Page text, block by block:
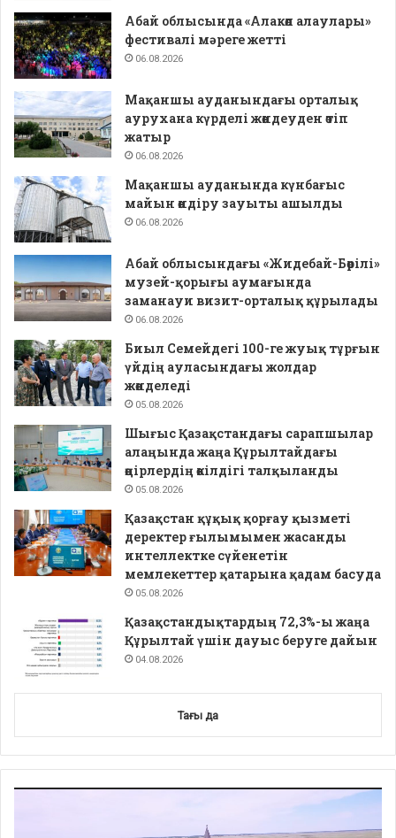
Абай облысында «Алакөл алаулары»
фестивалі мәреге жетті
06.08.2026
Мақаншы ауданындағы орталық
аурухана күрделі жөндеуден өтіп
жатыр
06.08.2026
Мақаншы ауданында күнбағыс
майын өндіру зауыты ашылды
06.08.2026
Абай облысындағы «Жидебай-Бөрілі»
музей-қорығы аумағында
заманауи визит-орталық құрылады
06.08.2026
Биыл Семейдегі 100-ге жуық тұрғын
үйдің ауласындағы жолдар
жөнделеді
05.08.2026
Шығыс Қазақстандағы сарапшылар
алаңында жаңа Құрылтайдағы
өңірлердің өкілдігі талқыланды
05.08.2026
Қазақстан құқық қорғау қызметі
деректер ғылымымен жасанды
интеллектке сүйенетін
мемлекеттер қатарына қадам басуда
05.08.2026
Қазақстандықтардың 72,3%-ы жаңа
Құрылтай үшін дауыс беруге дайын
04.08.2026
Тағы да